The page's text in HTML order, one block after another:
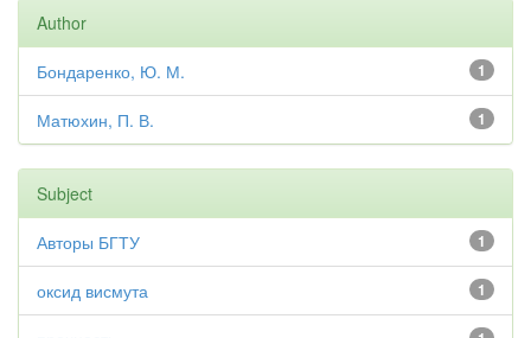
Author
1
Бондаренко, Ю. М.
1
Матюхин, П. В.
Subject
1
Авторы БГТУ
1
оксид висмута